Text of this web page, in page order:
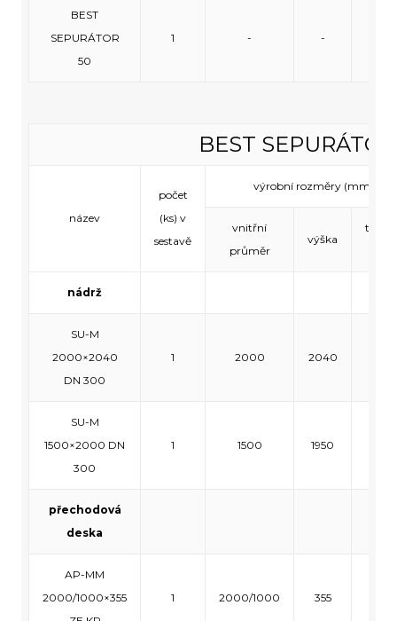
BEST
SEPURÁTOR
50
1 - -
BEST
název
počet
(ks) v
sestavě
výrobní rozměry (mm)
vnitřní
průměr
výška
nádrž
SU-M
2000×2040
DN 300
1 2000 2040
SU-M
1500×2000 DN
300
1 1500 1950
přechodová
deska
AP-MM
2000/1000×355
1 2000/1000 355